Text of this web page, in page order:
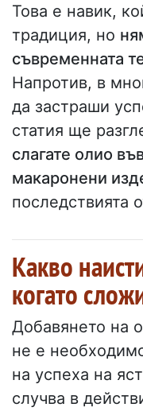
Това е навик,
традиция, но
съвременната
Напротив, в
да застраши
статия ще
слагате олио
макаронени
последствията
Какво
когато
Добавянето на
не е
на успеха на
случва в